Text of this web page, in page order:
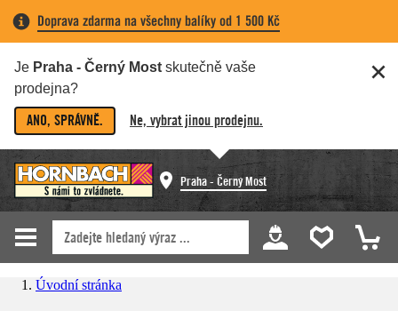
Doprava zdarma na všechny balíky od 1 500 Kč
Je Praha - Černý Most skutečně vaše
prodejna?
ANO, SPRÁVNĚ. Ne, vybrat jinou prodejnu.
Praha - Černý Most
Úvodní stránka